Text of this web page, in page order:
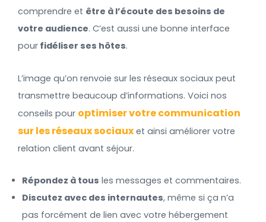
comprendre et être à l’écoute des besoins de
votre audience. C’est aussi une bonne interface
pour fidéliser ses hôtes.
L’image qu’on renvoie sur les réseaux sociaux peut
transmettre beaucoup d’informations. Voici nos
conseils pour optimiser votre communication
sur les réseaux sociaux et ainsi améliorer votre
relation client avant séjour.
Répondez à tous les messages et commentaires.
Discutez avec des internautes, même si ça n’a
pas forcément de lien avec votre hébergement